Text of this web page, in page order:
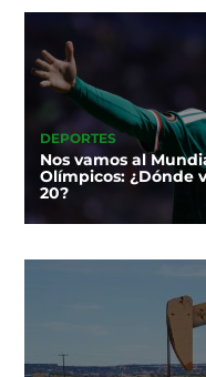
DEPORTES
Nos vamos al
Olímpicos: ¿Dónde
20?